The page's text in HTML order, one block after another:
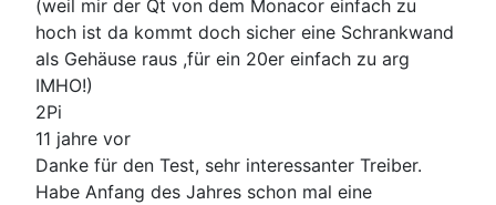
(weil mir der Qt von dem Monacor einfach zu
hoch ist da kommt doch sicher eine Schrankwand
als Gehäuse raus ,für ein 20er einfach zu arg
IMHO!)
2Pi
11 jahre vor
Danke für den Test, sehr interessanter Treiber.
Habe Anfang des Jahres schon mal eine